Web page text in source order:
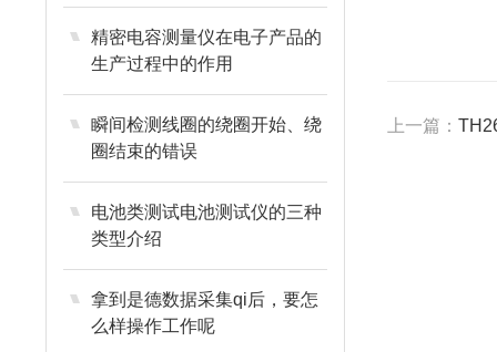
精密电容测量仪在电子产品的
生产过程中的作用
瞬间检测线圈的绕圈开始、绕
圈结束的错误
电池类测试电池测试仪的三种
类型介绍
拿到是德数据采集qi后，要怎
么样操作工作呢
上一篇：